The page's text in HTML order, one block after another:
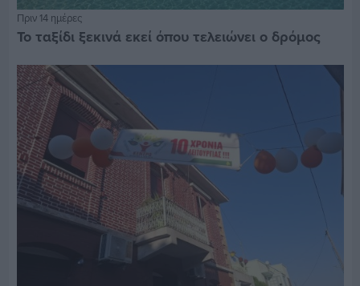
Πριν 14 ημέρες
Το ταξίδι ξεκινά εκεί όπου τελειώνει ο δρόμος